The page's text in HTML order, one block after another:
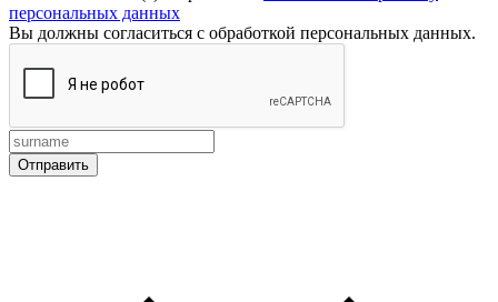
персональных данных
Вы должны согласиться с обработкой персональных данных.